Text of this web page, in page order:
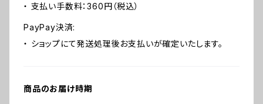
・ 支払い手数料：360円（税込）
PayPay決済:
・ ショップにて発送処理後お支払いが確定いたします。
商品のお届け時期